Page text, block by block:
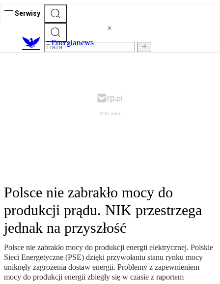
Serwisy
Energianews
Polsce nie zabrakło mocy do
produkcji prądu. NIK przestrzega
jednak na przyszłość
Polsce nie zabrakło mocy do produkcji energii elektrycznej. Polskie
Sieci Energetyczne (PSE) dzięki przywołaniu stanu rynku mocy
uniknęły zagrożenia dostaw energii. Problemy z zapewnieniem
mocy do produkcji energii zbiegły się w czasie z raportem